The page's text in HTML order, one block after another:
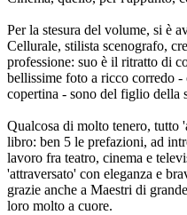
Per la stesura del volume, si è
Cellurale, stilista scenografo,
professione: suo è il ritratto di
bellissime foto a ricco corredo
copertina - sono del figlio della
Qualcosa di molto tenero, tutto
libro: ben 5 le prefazioni, ad
lavoro fra teatro, cinema e
'attraversato' con eleganza e
grazie anche a Maestri di
loro molto a cuore.